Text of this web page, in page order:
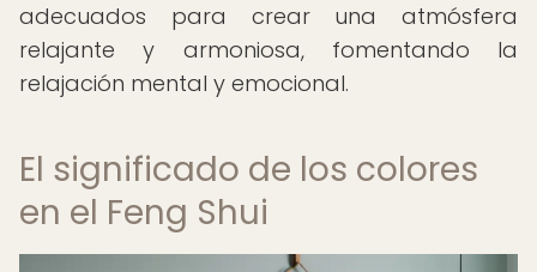
adecuados para crear una atmósfera
relajante y armoniosa, fomentando la
relajación mental y emocional.
El significado de los colores
en el Feng Shui